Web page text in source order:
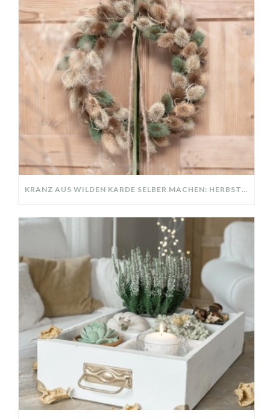
KRANZ AUS WILDEN KARDE SELBER MACHEN: HERBSTDEKO GANZ EINFACH